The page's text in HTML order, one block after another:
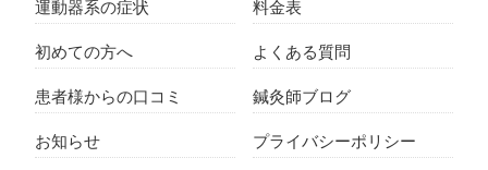
運動器系の症状
料金表
初めての方へ
よくある質問
患者様からの口コミ
鍼灸師ブログ
お知らせ
プライバシーポリシー